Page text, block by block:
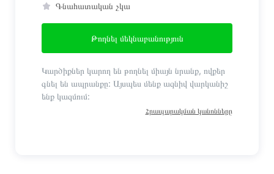
Գնահատական չկա
Թողնել մեկնաբանություն
Կարծիքներ կարող են թողնել միայն նրանք, ովքեր
գնել են ապրանքը: Այսպես մենք ազնիվ վարկանիշ
ենք կազմում:
Հրապարակման կանոնները